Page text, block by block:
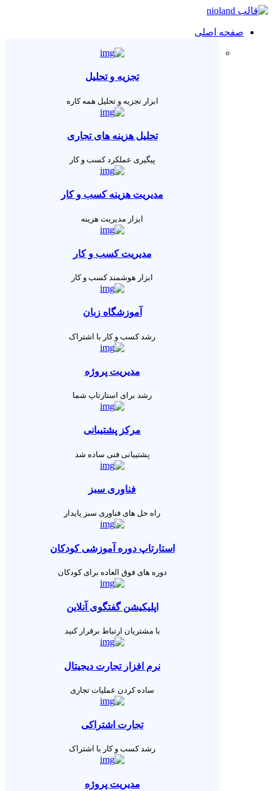
صفحه اصلی
تجزیه و تحلیل
ابزار تجزیه و تحلیل همه کاره
تحلیل هزینه های تجاری
پیگیری عملکرد کسب و کار
مدیریت هزینه کسب و کار
ابزار مدیریت هزینه
مدیریت کسب و کار
ابزار هوشمند کسب و کار
آموزشگاه زبان
رشد کسب و کار با اشتراک
مدیریت پروژه
رشد برای استارتاپ شما
مرکز پشتیبانی
پشتیبانی فنی ساده شد
فناوری سبز
راه حل های فناوری سبز پایدار
استارتاپ دوره آموزشی کودکان
دوره های فوق العاده برای کودکان
اپلیکیشن گفتگوی آنلاین
با مشتریان ارتباط برقرار کنید
نرم افزار تجارت دیجیتال
ساده کردن عملیات تجاری
تجارت اشتراکی
رشد کسب و کار با اشتراک
مدیریت پروژه